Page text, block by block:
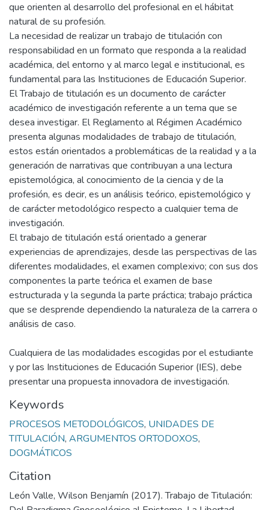
que orienten al desarrollo del profesional en el hábitat
natural de su profesión.
La necesidad de realizar un trabajo de titulación con
responsabilidad en un formato que responda a la realidad
académica, del entorno y al marco legal e institucional, es
fundamental para las Instituciones de Educación Superior.
El Trabajo de titulación es un documento de carácter
académico de investigación referente a un tema que se
desea investigar. El Reglamento al Régimen Académico
presenta algunas modalidades de trabajo de titulación,
estos están orientados a problemáticas de la realidad y a la
generación de narrativas que contribuyan a una lectura
epistemológica, al conocimiento de la ciencia y de la
profesión, es decir, es un análisis teórico, epistemológico y
de carácter metodológico respecto a cualquier tema de
investigación.
El trabajo de titulación está orientado a generar
experiencias de aprendizajes, desde las perspectivas de las
diferentes modalidades, el examen complexivo; con sus dos
componentes la parte teórica el examen de base
estructurada y la segunda la parte práctica; trabajo práctica
que se desprende dependiendo la naturaleza de la carrera o
análisis de caso.
Cualquiera de las modalidades escogidas por el estudiante
y por las Instituciones de Educación Superior (IES), debe
presentar una propuesta innovadora de investigación.
Keywords
PROCESOS METODOLÓGICOS, UNIDADES DE
TITULACIÓN, ARGUMENTOS ORTODOXOS,
DOGMÁTICOS
Citation
León Valle, Wilson Benjamín (2017). Trabajo de Titulación: